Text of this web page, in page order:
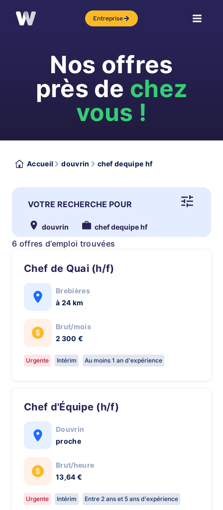
Entreprise
Nos offres
près de chez
vous !
Accueil douvrin chef dequipe hf
VOTRE RECHERCHE POUR
douvrin chef dequipe hf
6 offres d’emploi trouvées
Chef de Quai (h/f)
Brebières
à 24 km
Brut/mois
2 300 €
Urgente Intérim Au moins 1 an d'expérience
Chef d'Équipe (h/f)
Douvrin
proche
Brut/heure
13,64 €
Urgente Intérim Entre 2 ans et 5 ans d'expérience